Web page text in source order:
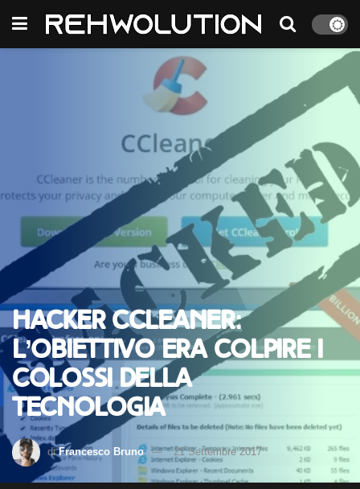
Hacker CCleaner:
l’obiettivo era colpire i
colossi della
tecnologia
di Francesco Bruno 21 Settembre 2017